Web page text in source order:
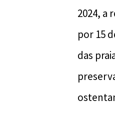
2024, a
por 15
das